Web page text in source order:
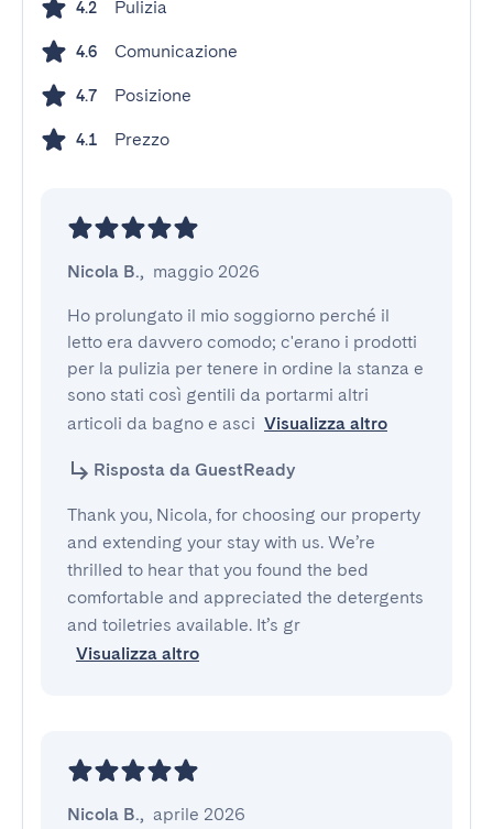
4.2 Pulizia
4.6 Comunicazione
4.7 Posizione
4.1 Prezzo
Nicola B., maggio 2026
Ho prolungato il mio soggiorno perché il
letto era davvero comodo; c'erano i prodotti
per la pulizia per tenere in ordine la stanza e
sono stati così gentili da portarmi altri
articoli da bagno e asci Visualizza altro
Risposta da GuestReady
Thank you, Nicola, for choosing our property
and extending your stay with us. We’re
thrilled to hear that you found the bed
comfortable and appreciated the detergents
and toiletries available. It’s gr
Visualizza altro
Nicola B., aprile 2026